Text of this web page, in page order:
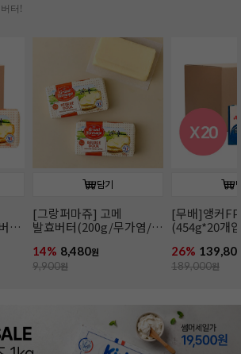
터!
)
담기
앵커FP락틱버터(454g/
발효버터)
21% 6,990원
8,900원
[엘르앤비르]
(500g*8개입)
26% 95,920
130,000원